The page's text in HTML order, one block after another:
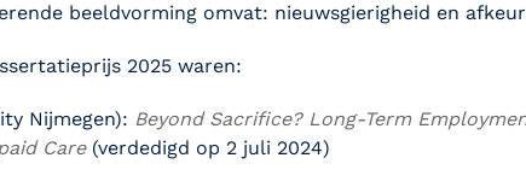
beeldvorming omvat: nieuwsgierigheid en
2025 waren:
Nijmegen): Beyond Sacrifice? Long-Term
Care (verdedigd op 2 juli 2024)